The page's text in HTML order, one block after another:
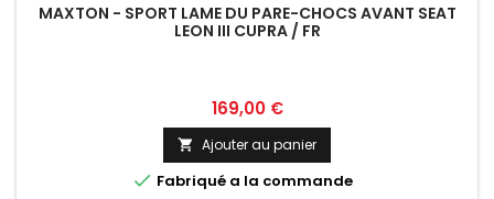
MAXTON - SPORT LAME DU PARE-CHOCS AVANT SEAT
LEON III CUPRA / FR
Prix
169,00 €
 Ajouter au panier
 Fabriqué a la commande